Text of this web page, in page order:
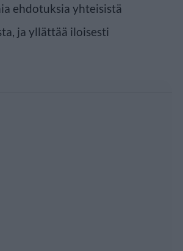
ehdotuksia yhteisistä
ja yllättää iloisesti